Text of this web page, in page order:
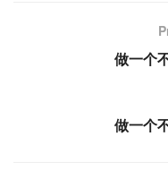
做一个
做一个